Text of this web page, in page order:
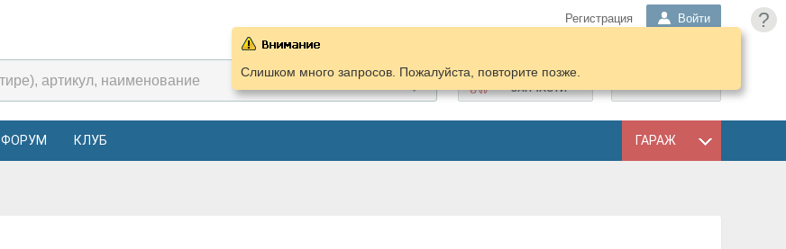
?
Регистрация Войти
ПОДОБРАТЬ
ЗАПЧАСТИ
ФОРУМ КЛУБ ГАРАЖ
Слишком много запросов. Пожалуйста, повторите позже.